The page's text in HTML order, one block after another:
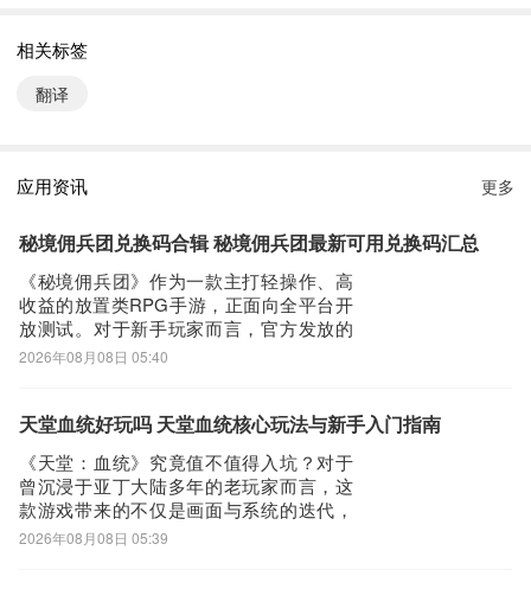
同声翻译1.0.8 下载安装说明：
下载同声翻译到手机上面的方法有很多。 安卓系统的手机可以在豌
网页下载也是可以的，下面就为大家介绍下手机网页怎么下载最新同
第一步：
首先，我们手机里要有一个浏览器，小编比较喜欢用UC浏览器，当
然可以用手机都是自带网页浏览器的，我这边使用的是华为手机下载
最新同声翻译
第二步：
翻译下载安装或者最新同声翻译APP下载。然后点击搜索，我们可以
看到搜索结果罗列出来，里面都是有同声翻译下载的相关信息下载网
站，当然推荐大家选择PP助手、豌豆荚这类比较知名的网站下载更
加安全可靠
第三步：
相关标签
翻译
应用资讯 更多
秘境佣兵团兑换码合辑 秘境佣兵团最新可用兑换码汇总
《秘境佣兵团》作为一款主打轻操作、高
收益的放置类RPG手游，正面向全平台开
放测试。对于新手玩家而言，官方发放的
兑换码是获取初始资源与职业装备的重要
并免费领取专属礼包码，零门槛激活福
版预约/下载
2026年08月08日 05:40
天堂血统好玩吗 天堂血统核心玩法与新手入门指南
《天堂：血统》究竟值不值得入坑？对于
曾沉浸于亚丁大陆多年的老玩家而言，这
款游戏带来的不仅是画面与系统的迭代，
更是一次对经典情怀的深度唤醒。当前测
2026年08月08日 05:39